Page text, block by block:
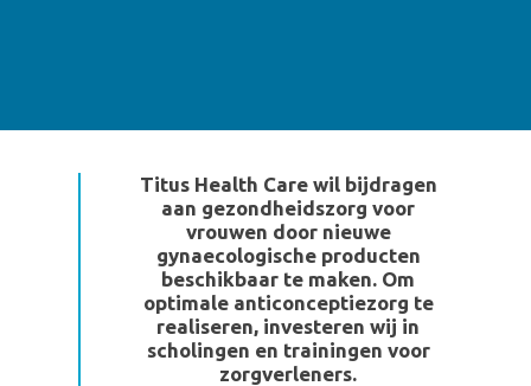
Titus Health Care wil bijdragen
aan gezondheidszorg voor
vrouwen door nieuwe
gynaecologische producten
beschikbaar te maken. Om
optimale anticonceptiezorg te
realiseren, investeren wij in
scholingen en trainingen voor
zorgverleners.